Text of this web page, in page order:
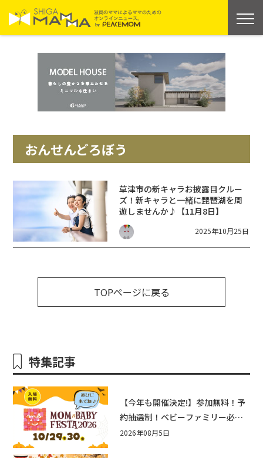
おんせんどろぼう
草津市の新キャラお披露目クルー
ズ！新キャラと一緒に琵琶湖を周
遊しませんか♪【11月8日】
2025年10月25日
TOPページに戻る
特集記事
【今年も開催決定!】参加無料！予
約抽選制！ベビーファミリー必見
☆入場無料☆10/29(木)30(金)ママ
2026年08月5日